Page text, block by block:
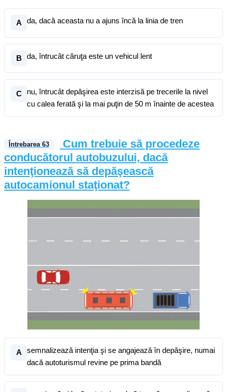
A da, dacă aceasta nu a ajuns încă la linia de tren
B da, întrucât căruţa este un vehicul lent
C
nu, întrucât depăşirea este interzisă pe trecerile la nivel
cu calea ferată şi la mai puţin de 50 m înainte de acestea
Întrebarea 63
Cum trebuie să procedeze
conducătorul autobuzului, dacă
intenţionează să depăşească
autocamionul staţionat?
A
semnalizează intenţia şi se angajează în depăşire, numai
dacă autoturismul revine pe prima bandă